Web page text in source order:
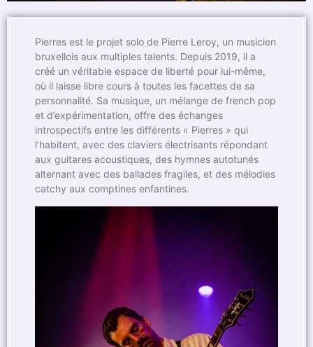
Pierres est le projet solo de Pierre Leroy, un musicien
bruxellois aux multiples talents. Depuis 2019, il a
créé un véritable espace de liberté pour lui-même,
où il laisse libre cours à toutes les facettes de sa
personnalité. Sa musique, un mélange de french pop
et d’expérimentation, offre des échanges
introspectifs entre les différents « Pierres » qui
l’habitent, avec des claviers électrisants répondant
aux guitares acoustiques, des hymnes autotunés
alternant avec des ballades fragiles, et des mélodies
catchy aux comptines enfantines.